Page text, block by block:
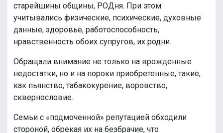
старейшины общины, РОДня. При этом
учитывались физические, психические, духовные
данные, здоровье, работоспособность,
нравственность обоих супругов, их родни.
Обращали внимание не только на врожденные
недостатки, но и на пороки приобретенные, такие,
как пьянство, табакокурение, воровство,
сквернословие.
Семьи с «подмоченной» репутацией обходили
стороной, обрекая их на безбрачие, что